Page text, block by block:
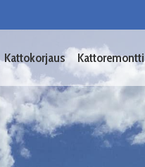
Kattokorjaus Kattoremontti